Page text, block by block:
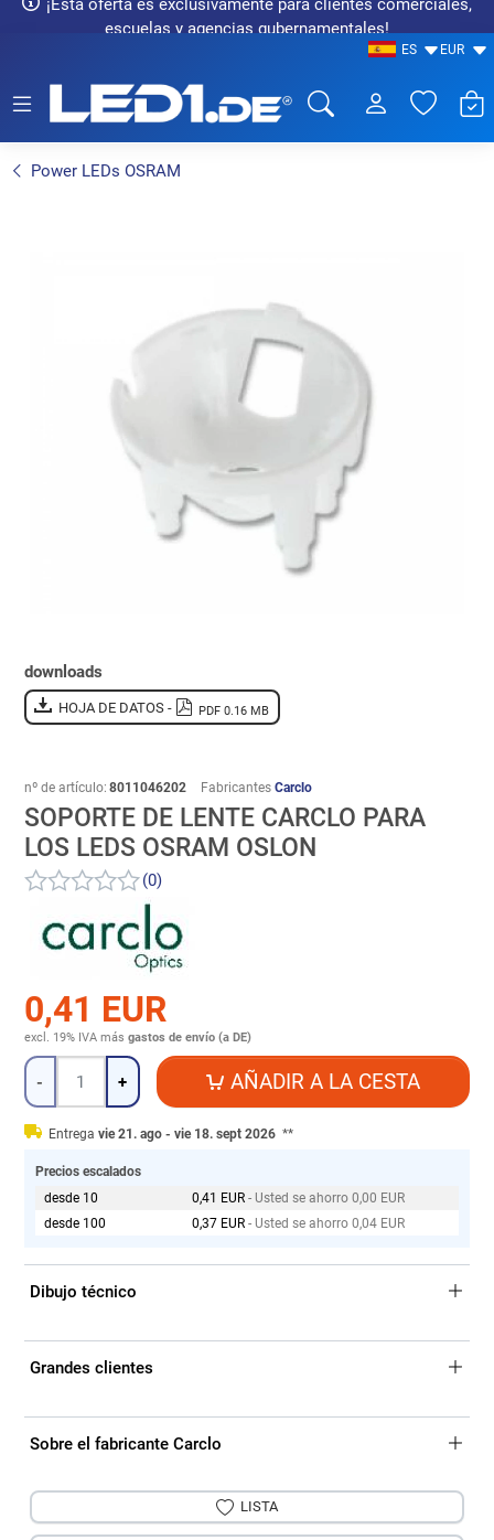
¡Esta oferta es exclusivamente para clientes comerciales,
escuelas y agencias gubernamentales!
ES EUR
Power LEDs OSRAM
downloads
HOJA DE DATOS - PDF 0.16 MB
nº de artículo: 8011046202 Fabricantes Carclo
SOPORTE DE LENTE CARCLO PARA
LOS LEDS OSRAM OSLON
(0)
0,41 EUR
excl. 19% IVA más gastos de envío (a DE)
Cantidad
- + AÑADIR A LA CESTA
Entrega vie 21. ago - vie 18. sept 2026 **
Precios escalados
desde 10
0,41 EUR - Usted se ahorro 0,00 EUR
desde 100
0,37 EUR - Usted se ahorro 0,04 EUR
Dibujo técnico
Grandes clientes
Sobre el fabricante Carclo
LISTA